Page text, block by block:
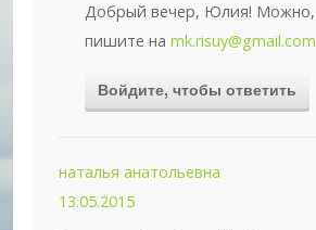
Добрый вечер, Юлия! Можно,
пишите на mk.risuy@gmail.com
Войдите, чтобы ответить
наталья анатольевна
13.05.2015